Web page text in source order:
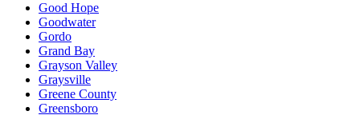
Good Hope
Goodwater
Gordo
Grand Bay
Grayson Valley
Graysville
Greene County
Greensboro